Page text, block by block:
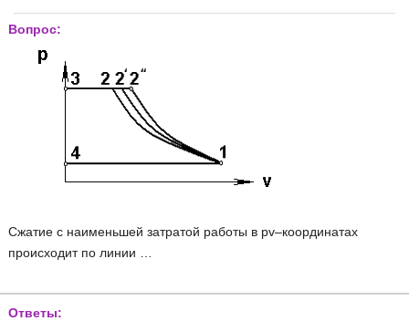
Вопрос:
Сжатие с наименьшей затратой работы в pv–координатах
происходит по линии …
Ответы: